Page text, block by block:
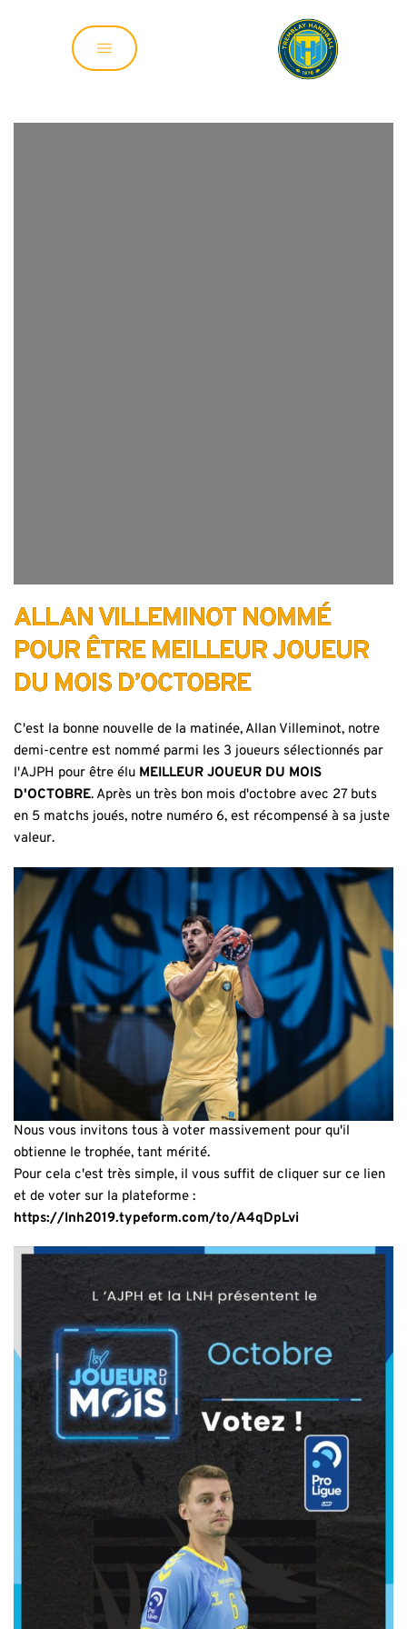
ALLAN VILLEMINOT NOMMÉ
POUR ÊTRE MEILLEUR JOUEUR
DU MOIS D’OCTOBRE
C'est la bonne nouvelle de la matinée, Allan Villeminot, notre
demi-centre est nommé parmi les 3 joueurs sélectionnés par
l'AJPH pour être élu MEILLEUR JOUEUR DU MOIS
D'OCTOBRE. Après un très bon mois d'octobre avec 27 buts
en 5 matchs joués, notre numéro 6, est récompensé à sa juste
valeur.
Nous vous invitons tous à voter massivement pour qu'il
obtienne le trophée, tant mérité.
Pour cela c'est très simple, il vous suffit de cliquer sur ce lien
et de voter sur la plateforme :
https://lnh2019.typeform.com/to/A4qDpLvi